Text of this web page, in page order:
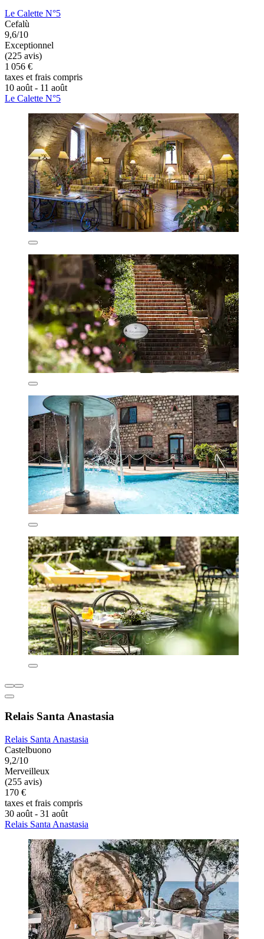
Le Calette N°5
Cefalù
9,6/10
Exceptionnel
(225 avis)
1 056 €
taxes et frais compris
10 août - 11 août
Le Calette N°5
Relais Santa Anastasia
Relais Santa Anastasia
Castelbuono
9,2/10
Merveilleux
(255 avis)
170 €
taxes et frais compris
30 août - 31 août
Relais Santa Anastasia